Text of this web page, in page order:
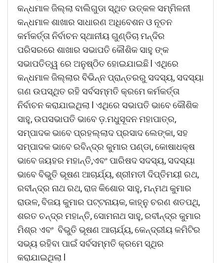
କନ୍ଧମାଳ ଜିଲ୍ଲା ବାଲିଗୁଡା ସ୍ଥିତ ଉତ୍କଳ ସମ୍ମିଳନୀ
କନ୍ଧମାଳ ଶାଖାର ସାଧାରଣ ଅଧିବେଶନ ଓ ନୂତନ
କର୍ମକର୍ତ୍ତା ନିର୍ବାଚନ ସ୍ଥାନୀୟ ଗୁଣ୍ଡିଚା ମନ୍ଦିର
ପରିସରରେ ଶାଖାର ସଭାପତି କୌଶିକ ସାହୁ ଙ୍କ
ସଭାପତିତ୍ୱ ରେ ଅନୁଷ୍ଠିତ ହୋଇଯାଇଛି l ଏଥିରେ
କନ୍ଧମାଳ ଜିଲ୍ଲାର ବିଭିନ୍ନ ପ୍ରାନ୍ତରରୁ ସଦସ୍ୟ, ସଦସ୍ୟା
ଗଣ ଉପସ୍ଥିତ ରହି ସର୍ବସମ୍ମତି କ୍ରମେ କର୍ମକର୍ତ୍ତା
ନିର୍ବାଚନ କରାଯାଇଥିଲା l ଏଥିରେ ସଭାପତି ଭାବେ କୌଶିକ
ସାହୁ, ଉପସଭାପତି ଭାବେ ଡ଼.ମଧୁସୂଦନ ମହାପାତ୍ର,
ସମ୍ପାଦକ ଭାବେ ପ୍ରହଲ୍ଲାଦ ପ୍ରସାଦ ଲେଙ୍କା, ସହ
ସମ୍ପାଦକ ଭାବେ ରବିନ୍ଦ୍ର କୁମାର ପଣ୍ଡା, କୋଷାଧକ୍ଷ
ଭାବେ ଜୟହର ମହାନ୍ତି,ଏବଂ ପାରିଷଦ ସଦସ୍ୟ, ସଦସ୍ୟା
ଭାବେ ବିଭୁତି ଭୂଷଣ ଆଚାର୍ଯ୍ୟ, ଶ୍ରୀମତୀ ଦିପ୍ତିମୟୀ ରଥ,
ରବୀନ୍ଦ୍ର ନାଥ ରଥ, ରାଜ କିଶୋର ସାହୁ, ମନ୍ମଥ କୁମାର
ରାଉଳ, ବିଜୟ କୁମାର ପଟ୍ଟନାୟକ, କାହ୍ନୁ ଚରଣ ଶତପଥି,
ଶରତ ଚନ୍ଦ୍ର ମହାନ୍ତି, ସୋମନାଥ ସାହୁ, ରବୀନ୍ଦ୍ର କୁମାର
ମିଶ୍ର ଏବଂ ବିଭୁତି ଭୂଷଣ ଆଚାର୍ଯ୍ୟ, କେନ୍ଦ୍ରୀୟ କମିଟିର
ସଭ୍ୟ ରହିବା ପାଇଁ ସର୍ବସମ୍ମତି କ୍ରମେ ସ୍ଥିର
କରାଯାଇଥିଲା l